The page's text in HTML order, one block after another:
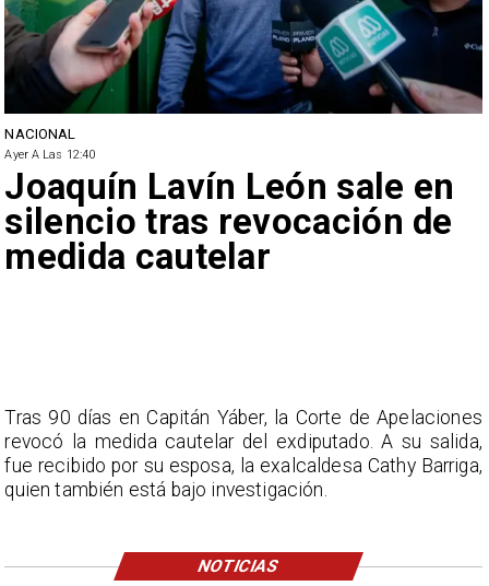
NACIONAL
Ayer A Las 12:40
Joaquín Lavín León sale en
silencio tras revocación de
medida cautelar
Tras 90 días en Capitán Yáber, la Corte de Apelaciones
revocó la medida cautelar del exdiputado. A su salida,
fue recibido por su esposa, la exalcaldesa Cathy Barriga,
quien también está bajo investigación.
NOTICIAS